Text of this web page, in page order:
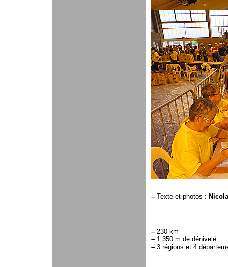
– Texte et photos :
– 230 km
– 1 350 m de dénivelé
– 3 régions et 4